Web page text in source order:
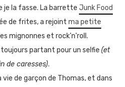
je la fasse. La barrette Junk Food
de frites, a rejoint ma petite
mignonnes et rock'n'roll.
partant pour un selfie (et
de caresses).
de garçon de Thomas, et dans